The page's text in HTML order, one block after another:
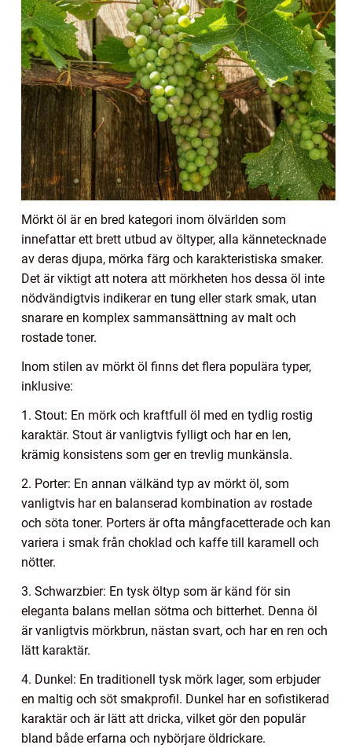
Mörkt öl är en bred kategori inom ölvärlden som
innefattar ett brett utbud av öltyper, alla kännetecknade
av deras djupa, mörka färg och karakteristiska smaker.
Det är viktigt att notera att mörkheten hos dessa öl inte
nödvändigtvis indikerar en tung eller stark smak, utan
snarare en komplex sammansättning av malt och
rostade toner.
Inom stilen av mörkt öl finns det flera populära typer,
inklusive:
1. Stout: En mörk och kraftfull öl med en tydlig rostig
karaktär. Stout är vanligtvis fylligt och har en len,
krämig konsistens som ger en trevlig munkänsla.
2. Porter: En annan välkänd typ av mörkt öl, som
vanligtvis har en balanserad kombination av rostade
och söta toner. Porters är ofta mångfacetterade och kan
variera i smak från choklad och kaffe till karamell och
nötter.
3. Schwarzbier: En tysk öltyp som är känd för sin
eleganta balans mellan sötma och bitterhet. Denna öl
är vanligtvis mörkbrun, nästan svart, och har en ren och
lätt karaktär.
4. Dunkel: En traditionell tysk mörk lager, som erbjuder
en maltig och söt smakprofil. Dunkel har en sofistikerad
karaktär och är lätt att dricka, vilket gör den populär
bland både erfarna och nybörjare öldrickare.